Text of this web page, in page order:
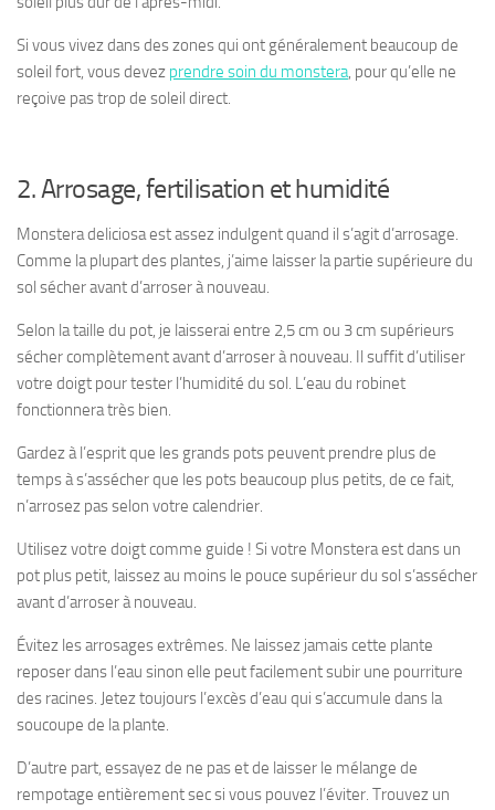
Si vous vivez dans des zones qui ont généralement beaucoup de
soleil fort, vous devez prendre soin du monstera, pour qu’elle ne
reçoive pas trop de soleil direct.
2. Arrosage, fertilisation et humidité
Monstera deliciosa est assez indulgent quand il s’agit d’arrosage.
Comme la plupart des plantes, j’aime laisser la partie supérieure du
sol sécher avant d’arroser à nouveau.
Selon la taille du pot, je laisserai entre 2,5 cm ou 3 cm supérieurs
sécher complètement avant d’arroser à nouveau. Il suffit d’utiliser
votre doigt pour tester l’humidité du sol. L’eau du robinet
fonctionnera très bien.
Gardez à l’esprit que les grands pots peuvent prendre plus de
temps à s’assécher que les pots beaucoup plus petits, de ce fait,
n’arrosez pas selon votre calendrier.
Utilisez votre doigt comme guide ! Si votre Monstera est dans un
pot plus petit, laissez au moins le pouce supérieur du sol s’assécher
avant d’arroser à nouveau.
Évitez les arrosages extrêmes. Ne laissez jamais cette plante
reposer dans l’eau sinon elle peut facilement subir une pourriture
des racines. Jetez toujours l’excès d’eau qui s’accumule dans la
soucoupe de la plante.
D’autre part, essayez de ne pas et de laisser le mélange de
rempotage entièrement sec si vous pouvez l’éviter. Trouvez un